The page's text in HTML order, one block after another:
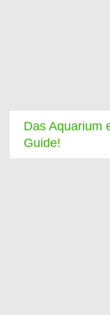
Das Aquarium
Guide!